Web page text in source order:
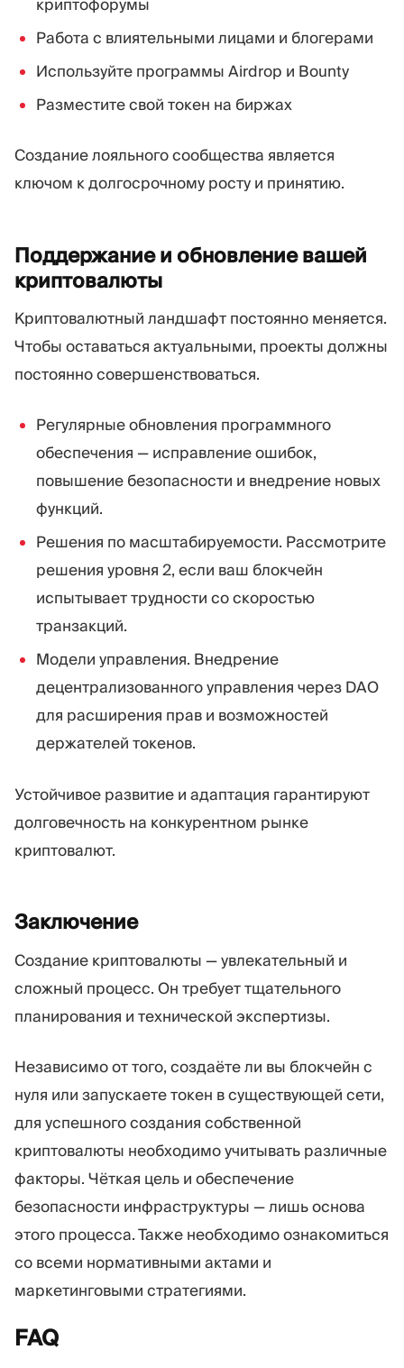
криптофорумы
Работа с влиятельными лицами и блогерами
Используйте программы Airdrop и Bounty
Разместите свой токен на биржах
Создание лояльного сообщества является
ключом к долгосрочному росту и принятию.
Поддержание и обновление вашей
криптовалюты
Криптовалютный ландшафт постоянно меняется.
Чтобы оставаться актуальными, проекты должны
постоянно совершенствоваться.
Регулярные обновления программного
обеспечения — исправление ошибок,
повышение безопасности и внедрение новых
функций.
Решения по масштабируемости. Рассмотрите
решения уровня 2, если ваш блокчейн
испытывает трудности со скоростью
транзакций.
Модели управления. Внедрение
децентрализованного управления через DAO
для расширения прав и возможностей
держателей токенов.
Устойчивое развитие и адаптация гарантируют
долговечность на конкурентном рынке
криптовалют.
Заключение
Создание криптовалюты — увлекательный и
сложный процесс. Он требует тщательного
планирования и технической экспертизы.
Независимо от того, создаёте ли вы блокчейн с
нуля или запускаете токен в существующей сети,
для успешного создания собственной
криптовалюты необходимо учитывать различные
факторы. Чёткая цель и обеспечение
безопасности инфраструктуры — лишь основа
этого процесса. Также необходимо ознакомиться
со всеми нормативными актами и
маркетинговыми стратегиями.
FAQ